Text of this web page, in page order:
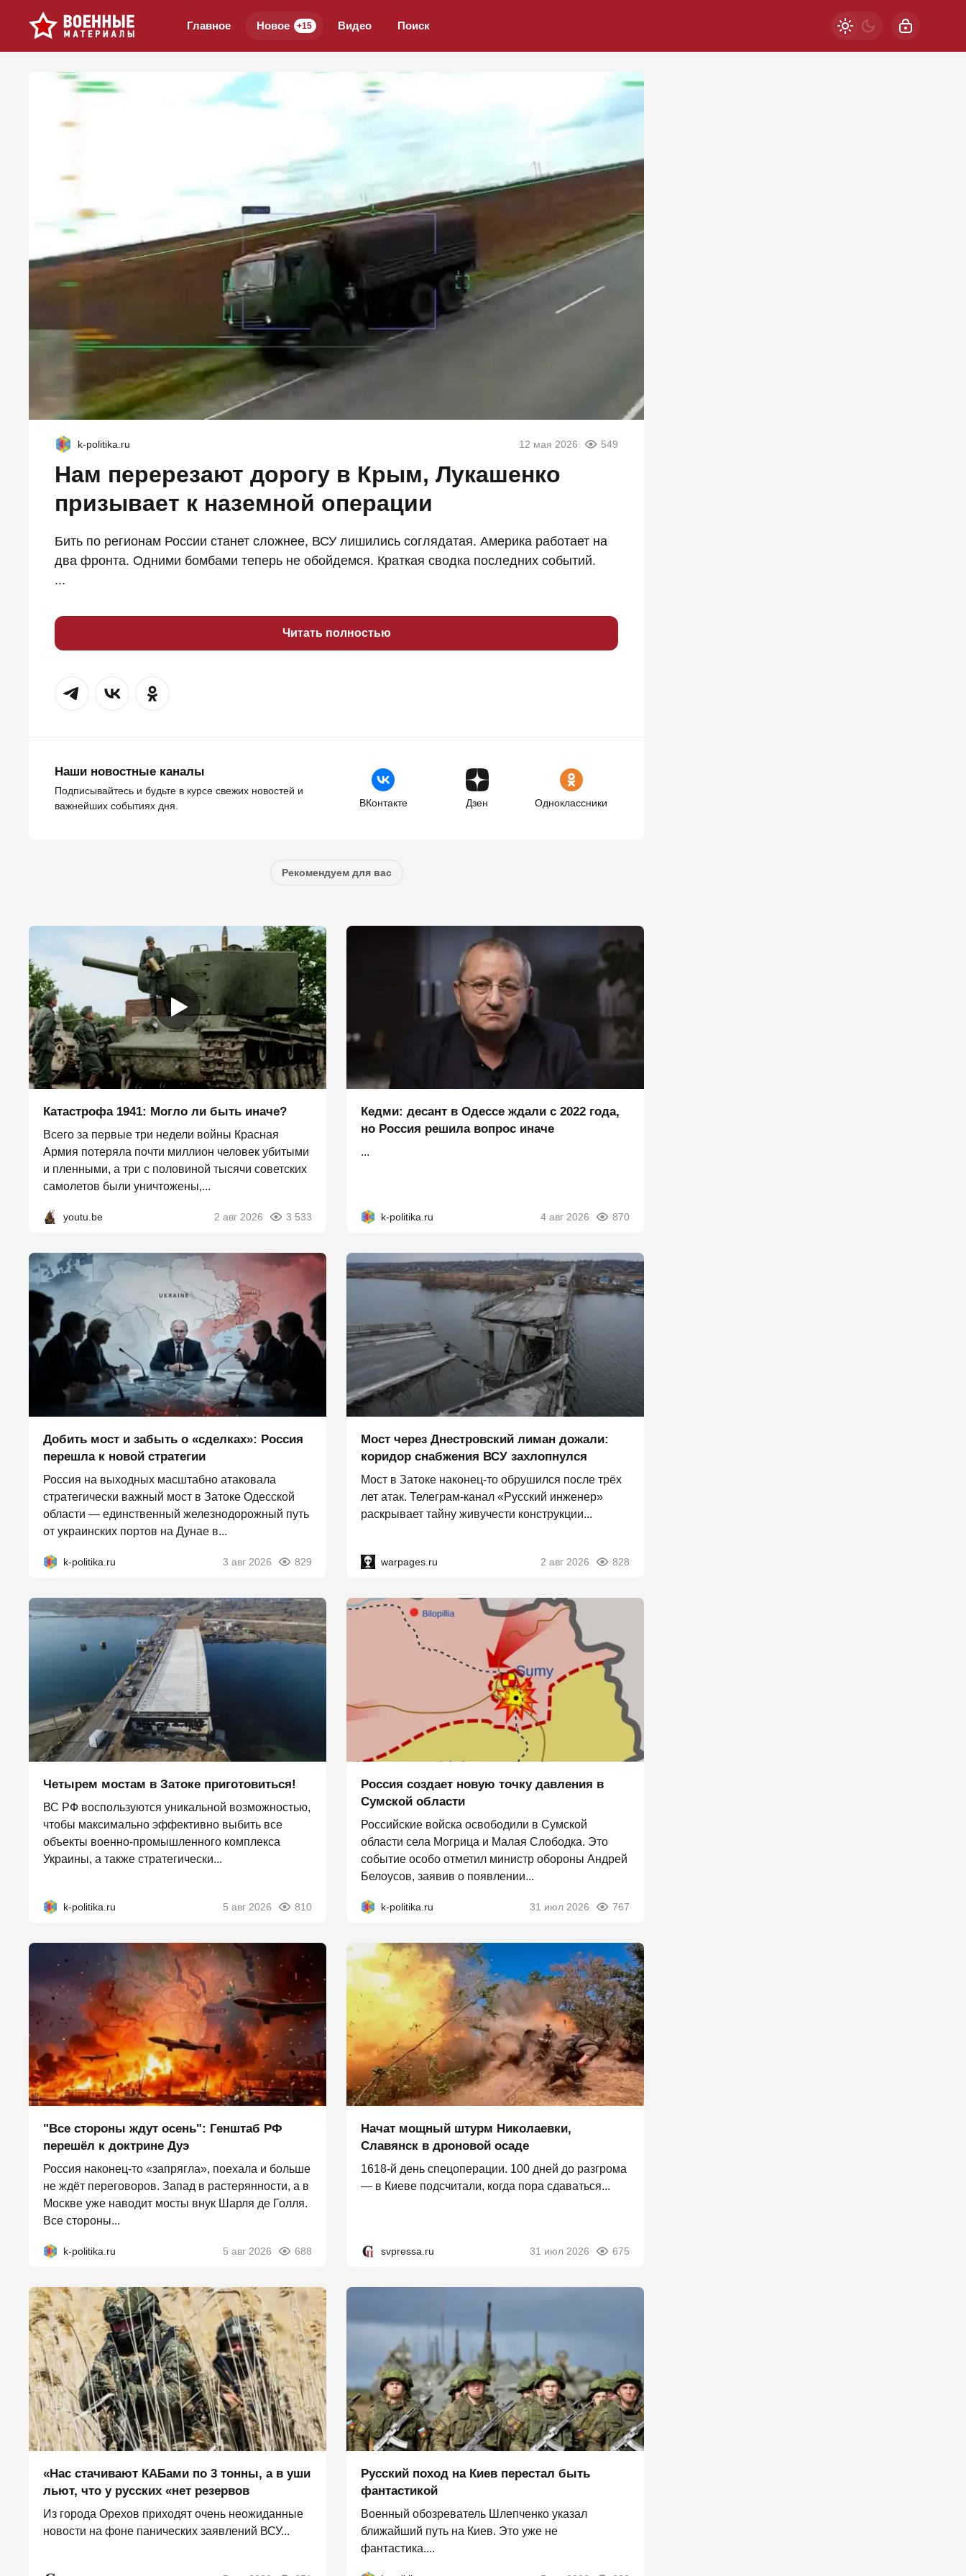
Главное Новое +15 Видео Поиск
k-politika.ru 12 мая 2026 549
Нам перерезают дорогу в Крым, Лукашенко
призывает к наземной операции
Бить по регионам России станет сложнее, ВСУ лишились соглядатая. Америка работает на
два фронта. Одними бомбами теперь не обойдемся. Краткая сводка последних событий.
...
Читать полностью
Наши новостные каналы
Подписывайтесь и будьте в курсе свежих новостей и
важнейших событиях дня.
ВКонтакте Дзен Одноклассники
Рекомендуем для вас
Катастрофа 1941: Могло ли быть иначе?
Всего за первые три недели войны Красная
Армия потеряла почти миллион человек убитыми
и пленными, а три с половиной тысячи советских
самолетов были уничтожены,...
youtu.be 2 авг 2026 3 533
Кедми: десант в Одессе ждали с 2022 года,
но Россия решила вопрос иначе
...
k-politika.ru 4 авг 2026 870
Добить мост и забыть о «сделках»: Россия
перешла к новой стратегии
Россия на выходных масштабно атаковала
стратегически важный мост в Затоке Одесской
области — единственный железнодорожный путь
от украинских портов на Дунае в...
k-politika.ru 3 авг 2026 829
Мост через Днестровский лиман дожали:
коридор снабжения ВСУ захлопнулся
Мост в Затоке наконец-то обрушился после трёх
лет атак. Телеграм-канал «Русский инженер»
раскрывает тайну живучести конструкции...
warpages.ru 2 авг 2026 828
Четырем мостам в Затоке приготовиться!
ВС РФ воспользуются уникальной возможностью,
чтобы максимально эффективно выбить все
объекты военно-промышленного комплекса
Украины, а также стратегически...
k-politika.ru 5 авг 2026 810
Россия создает новую точку давления в
Сумской области
Российские войска освободили в Сумской
области села Могрица и Малая Слободка. Это
событие особо отметил министр обороны Андрей
Белоусов, заявив о появлении...
k-politika.ru 31 июл 2026 767
"Все стороны ждут осень": Генштаб РФ
перешёл к доктрине Дуэ
Россия наконец-то «запрягла», поехала и больше
не ждёт переговоров. Запад в растерянности, а в
Москве уже наводит мосты внук Шарля де Голля.
Все стороны...
k-politika.ru 5 авг 2026 688
Начат мощный штурм Николаевки,
Славянск в дроновой осаде
1618-й день спецоперации. 100 дней до разгрома
— в Киеве подсчитали, когда пора сдаваться...
svpressa.ru 31 июл 2026 675
«Нас стачивают КАБами по 3 тонны, а в уши
льют, что у русских «нет резервов
Из города Орехов приходят очень неожиданные
новости на фоне панических заявлений ВСУ...
Русский поход на Киев перестал быть
фантастикой
Военный обозреватель Шлепченко указал
ближайший путь на Киев. Это уже не
фантастика....